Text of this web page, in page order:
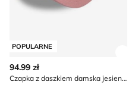
POPULARNE
94.99 zł
Czapka z daszkiem damska jesienny wiosenny New Era